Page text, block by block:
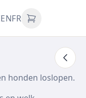
ENFR
honden loslopen.